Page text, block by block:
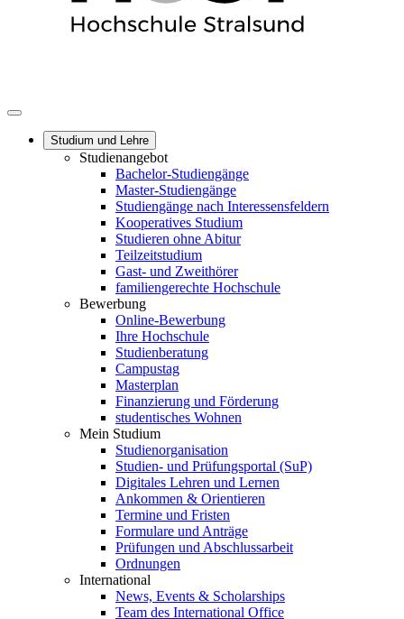
Studium und Lehre
Studienangebot
Bachelor-Studiengänge
Master-Studiengänge
Studiengänge nach Interessensfeldern
Kooperatives Studium
Studieren ohne Abitur
Teilzeitstudium
Gast- und Zweithörer
familiengerechte Hochschule
Bewerbung
Online-Bewerbung
Ihre Hochschule
Studienberatung
Campustag
Masterplan
Finanzierung und Förderung
studentisches Wohnen
Mein Studium
Studienorganisation
Studien- und Prüfungsportal (SuP)
Digitales Lehren und Lernen
Ankommen & Orientieren
Termine und Fristen
Formulare und Anträge
Prüfungen und Abschlussarbeit
Ordnungen
International
News, Events & Scholarships
Team des International Office